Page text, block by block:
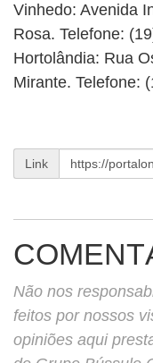
Vinhedo: Avenida
Rosa. Telefone:
Hortolândia: Rua
Mirante. Telefone:
Link
Não nos
feitos por nossos
opiniões aqui